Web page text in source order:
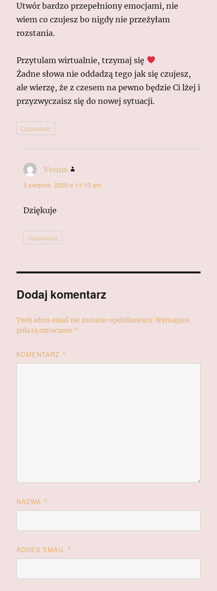
Utwór bardzo przepełniony emocjami, nie
wiem co czujesz bo nigdy nie przeżyłam
rozstania.
Przytulam wirtualnie, trzymaj się
Żadne słowa nie oddadzą tego jak się czujesz,
ale wierzę, że z czesem na pewno będzie Ci lżej i
przyzwyczaisz się do nowej sytuacji.
Odpowiedz
Venus
3 sierpnia, 2020 o 11:13 am
Dziękuje
Odpowiedz
Dodaj komentarz
Twój adres email nie zostanie opublikowany. Wymagane
pola są oznaczone *
KOMENTARZ *
NAZWA *
ADRES EMAIL *